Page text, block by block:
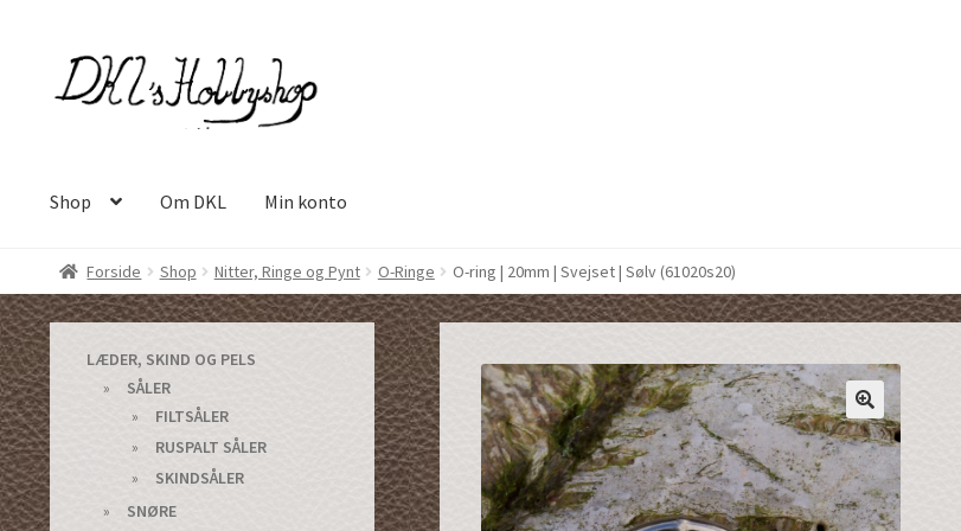
Spring
til
Spring
til
Shop Om DKL Min konto
Forside Shop Nitter, Ringe og Pynt O-Ringe O-ring | 20mm | Svejset | Sølv (61020s20)
LÆDER, SKIND OG PELS
SÅLER
FILTSÅLER
RUSPALT SÅLER
SKINDSÅLER
SNØRE